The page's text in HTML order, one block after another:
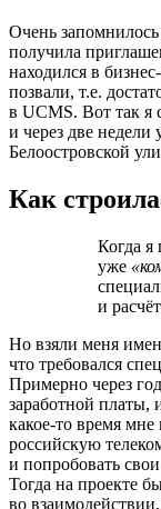
Очень
получила
находился в
позвали, т.е.
в UCMS. Вот так я
и через две недели
Белоостровской
Как
Когда
уже
и
Но взяли меня
что требовался
Примерно через
заработной платы,
какое-то время
российскую
и попробовать
Тогда на проекте
во